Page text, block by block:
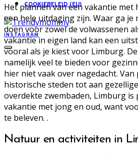
COOKIEBELEID (EU)
INSTAGRAM
Het plannen van een vakantie met
een hele uitdaging zijn. Waar ga je
doen voor zowel de volwassenen
vakantie in eigen land kan een
vooral als je kiest voor Limburg.
namelijk veel te bieden voor
hier niet vaak over nagedacht.
historische steden tot aan
overdekte zwembaden, Limburg is
vakantie met jong en oud, want
te beleven. .
Natuur en activiteiten in